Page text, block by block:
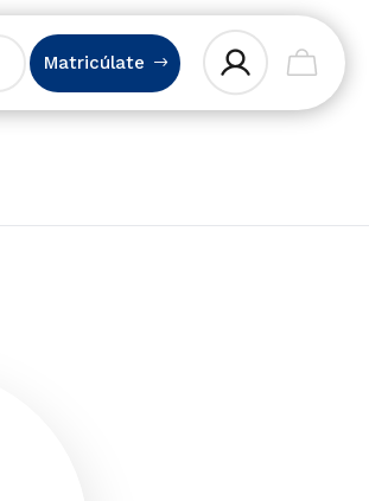
Matricúlate